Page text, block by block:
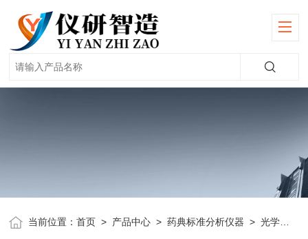
当前位置：首页 > 产品中心 >药典标准分析仪器 >光学仪器